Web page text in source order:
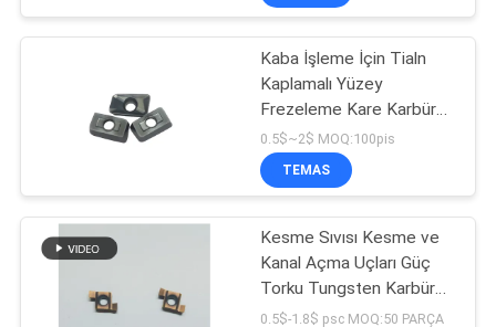
Kaba İşleme İçin Tialn
Kaplamalı Yüzey
Frezeleme Kare Karbür
Uçlar
0.5$~2$ MOQ:100pis
TEMAS
Kesme Sıvısı Kesme ve
Kanal Açma Uçları Güç
Torku Tungsten Karbür
Uçlar
0.5$-1.8$ psc MOQ:50 PARÇA